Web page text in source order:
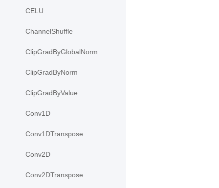
CELU
ChannelShuffle
ClipGradByGlobalNorm
ClipGradByNorm
ClipGradByValue
Conv1D
Conv1DTranspose
Conv2D
Conv2DTranspose